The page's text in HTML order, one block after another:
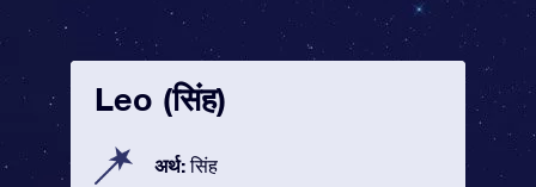
Leo (सिंह)
अर्थ:सिंह